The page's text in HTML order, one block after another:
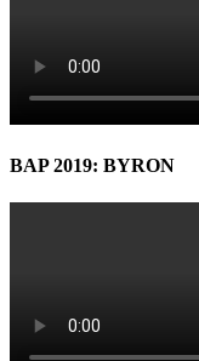
BAP 2019: BYRON